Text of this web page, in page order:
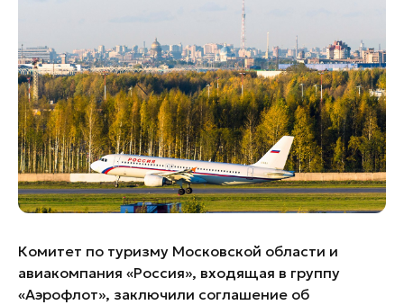
Горнолыжные клубы
Инвестиционный портал
Федоскинская фабрика
Пикник в Подмосковье
Золотое кольцо России
Войти
Особо охраняемые
природные территории
Комитет по туризму Московской области и
авиакомпания «Россия», входящая в группу
«Аэрофлот», заключили соглашение об